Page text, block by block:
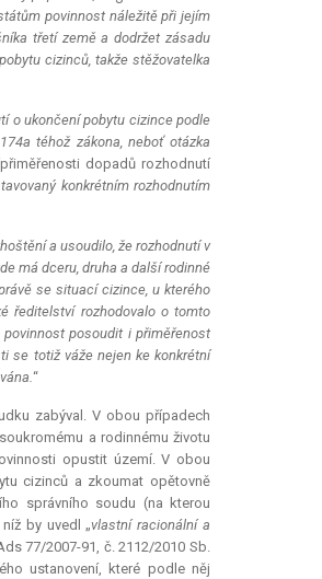
povinnost náležitě při jejím
třetí země a dodržet zásadu
cizinců, takže stěžovatelka
o ukončení pobytu cizince podle
téhož zákona, neboť otázka
přiměřenosti dopadů rozhodnutí
konkrétním rozhodnutím
a usoudilo, že rozhodnutí v
má dceru, druha a další rodinné
se situací cizince, u kterého
ředitelství rozhodovalo o tomto
posoudit i přiměřenost
se totiž váže nejen ke konkrétní
“
zabýval. V obou případech
a rodinnému životu
opustit území. V obou
cizinců a zkoumat opětovně
správního soudu (na kterou
by uvedl „vlastní racionální a
77/2007-91, č. 2112/2010 Sb.
ustanovení, které podle něj